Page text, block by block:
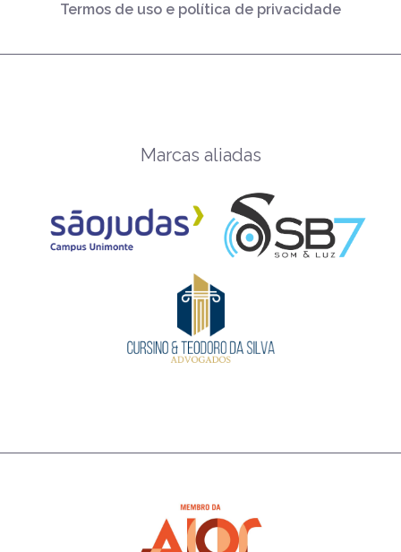
Termos de uso e política de privacidade
Marcas aliadas